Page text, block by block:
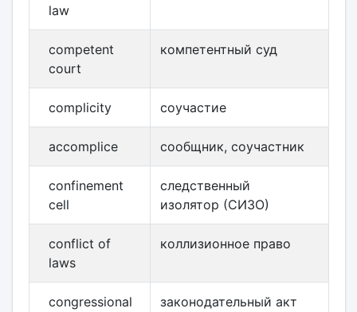
law
competent
court
компетентный суд
complicity соучастие
accomplice сообщник, соучастник
confinement
cell
следственный
изолятор (СИЗО)
conflict of
laws
коллизионное право
congressional
законодательный акт